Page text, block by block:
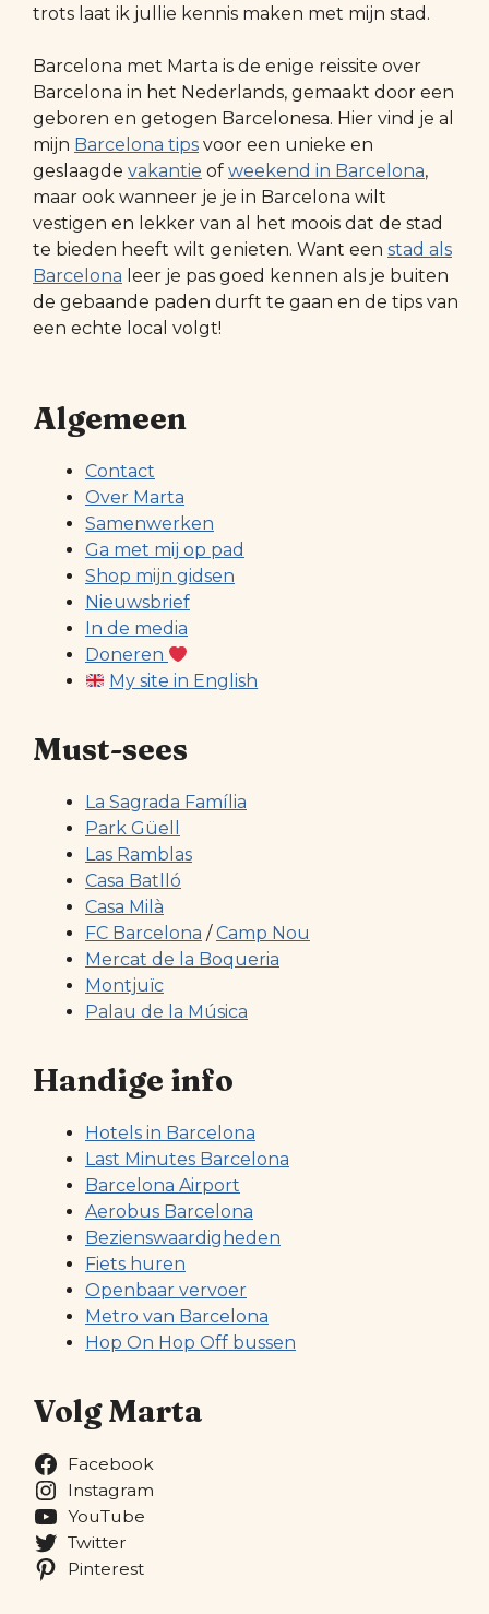
trots laat ik jullie kennis maken met mijn stad.
Barcelona met Marta is de enige reissite over
Barcelona in het Nederlands, gemaakt door een
geboren en getogen Barcelonesa. Hier vind je al
mijn Barcelona tips voor een unieke en
geslaagde vakantie of weekend in Barcelona,
maar ook wanneer je je in Barcelona wilt
vestigen en lekker van al het moois dat de stad
te bieden heeft wilt genieten. Want een stad als
Barcelona leer je pas goed kennen als je buiten
de gebaande paden durft te gaan en de tips van
een echte local volgt!
Algemeen
Contact
Over Marta
Samenwerken
Ga met mij op pad
Shop mijn gidsen
Nieuwsbrief
In de media
Doneren
My site in English
Must-sees
La Sagrada Família
Park Güell
Las Ramblas
Casa Batlló
Casa Milà
FC Barcelona / Camp Nou
Mercat de la Boqueria
Montjuïc
Palau de la Música
Handige info
Hotels in Barcelona
Last Minutes Barcelona
Barcelona Airport
Aerobus Barcelona
Bezienswaardigheden
Fiets huren
Openbaar vervoer
Metro van Barcelona
Hop On Hop Off bussen
Volg Marta
Facebook
Instagram
YouTube
Twitter
Pinterest